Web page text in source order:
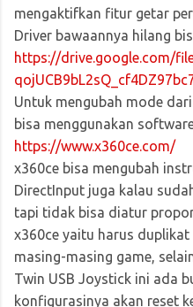
mengaktifkan fitur getar
Driver bawaannya hilang
https://drive.google.com/
Untuk mengubah mode
bisa menggunakan
https://www.x360ce.com/
x360ce bisa mengubah
DirectInput juga kalau
tapi tidak bisa diatur
x360ce yaitu harus
masing-masing game,
Twin USB Joystick ini ada
konfigurasinya akan reset